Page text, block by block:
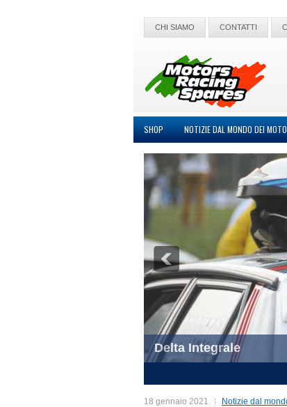
CHI SIAMO CONTATTI
SHOP NOTIZIE DAL MONDO DEI
Delta Integrale
18 gennaio 2021 Notizie dal